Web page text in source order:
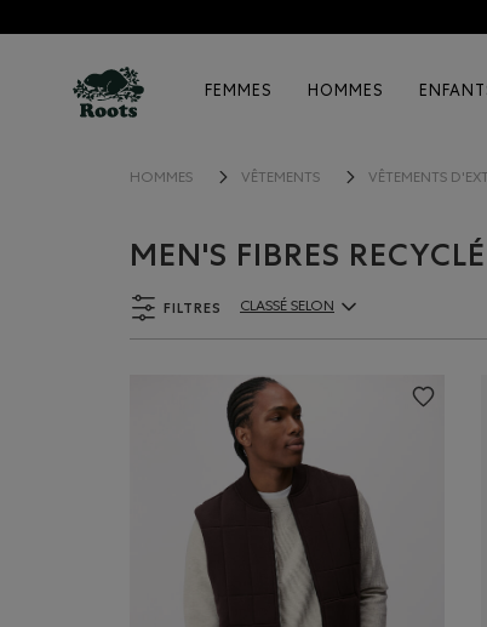
FEMMES HOMMES
HOMMES VÊTEMENTS VÊTEMENTS
MEN'S FIBRES
FILTRES
ClassÃ© selon Articles:
CLASSÉ SELON